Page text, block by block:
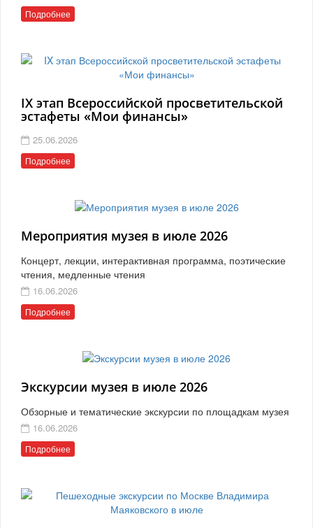
Подробнее
IX этап Всероссийской просветительской
эстафеты «Мои финансы»
25.06.2026
Подробнее
Мероприятия музея в июле 2026
Концерт, лекции, интерактивная программа, поэтические
чтения, медленные чтения
16.06.2026
Подробнее
Экскурсии музея в июле 2026
Обзорные и тематические экскурсии по площадкам музея
16.06.2026
Подробнее